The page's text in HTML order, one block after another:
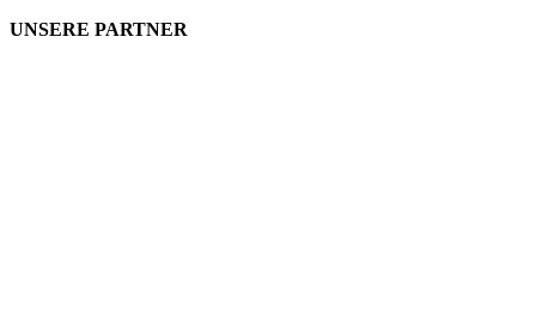
UNSERE PARTNER